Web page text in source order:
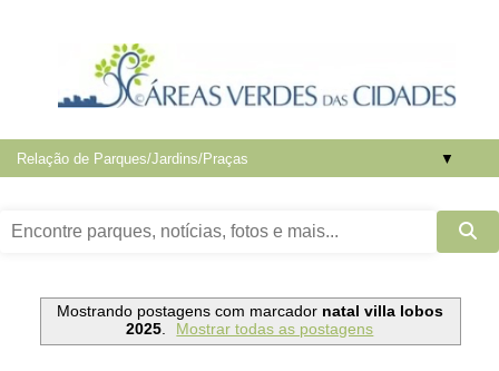
▼
Mostrando postagens com marcador natal villa lobos
2025. Mostrar todas as postagens